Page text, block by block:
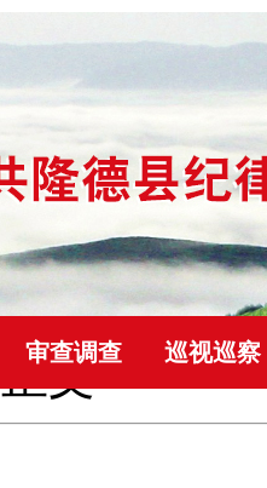
审查调查 巡视巡察
正文